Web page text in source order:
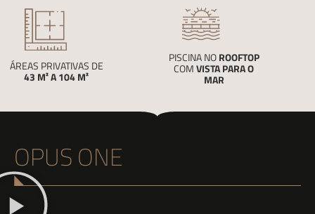
ÁREAS PRIVATIVAS DE
43 M² A 104 M²
PISCINA NOROOFTOP
COMVISTA PARA O
MAR
OPUS ONE